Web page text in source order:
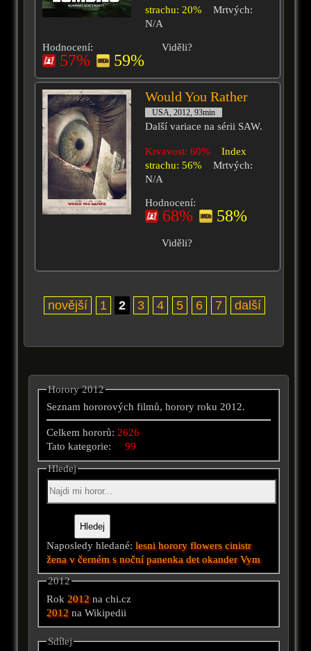
strachu: 20%
Mrtvých:
N/A
Hodnocení:
57% 59%
Viděli?
Would You Rather
USA, 2012, 93min
Další variace na sérii SAW.
Krvavost: 60%
Index
strachu: 56%
Mrtvých:
N/A
Hodnocení:
68% 58%
Viděli?
novější 1 2 3 4 5 6 7 další
Horory 2012
Seznam hororových filmů, horory roku 2012.
Celkem hororů:2626
Tato kategorie:99
Hledej
Naposledy hledané:lesni hororyflowers cinistr
žena v černém s nočnípanenka det okander Vym
2012
Rok 2012na chi.cz
2012na Wikipedii
Sdílej